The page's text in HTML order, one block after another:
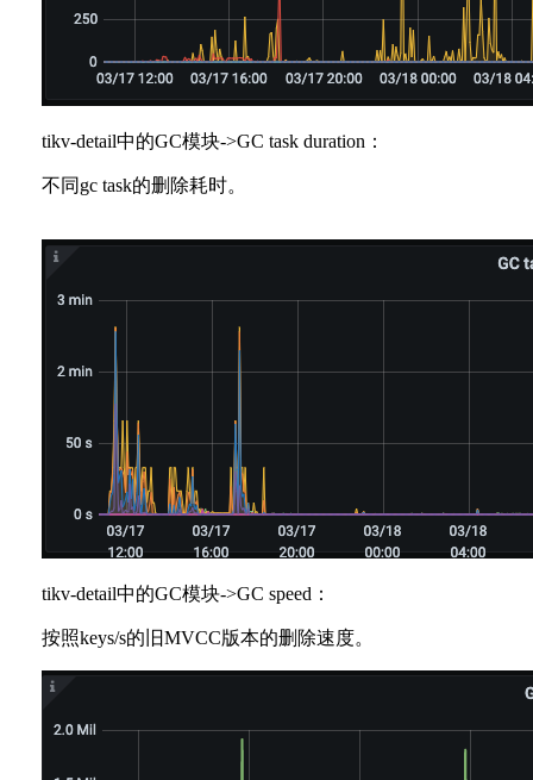
tikv-detail中的GC模块->GC task duration：
不同gc task的删除耗时。
tikv-detail中的GC模块->GC speed：
按照keys/s的旧MVCC版本的删除速度。